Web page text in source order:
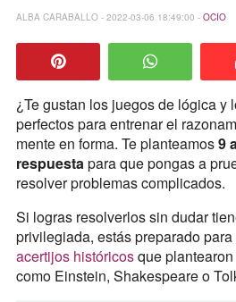
ALBA CARABALLO - 2022-03-06 18:49:00 - OCIO
¿Te gustan los juegos de lógica y
perfectos para entrenar el
mente en forma. Te planteamos9
respuestapara que pongas a
resolver problemas complicados.
Si logras resolverlos sin dudar
privilegiada, estás preparado
acertijos históricosque
como Einstein, Shakespeare o